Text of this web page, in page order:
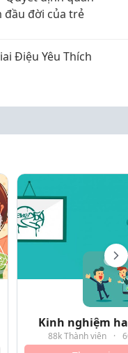
đời của trẻ
Điệu Yêu Thích
Kinh nghiệm
88k Thành viên ·